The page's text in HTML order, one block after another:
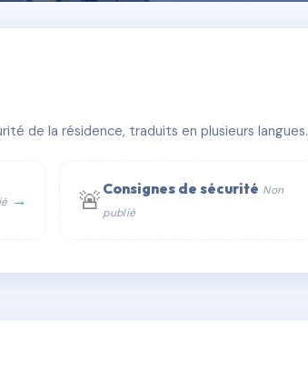
de la résidence, traduits en plusieurs langues.
→ 🚨 Consignes de sécurité Non
publié